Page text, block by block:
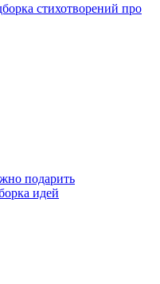
стихотворений про
подарить
идей